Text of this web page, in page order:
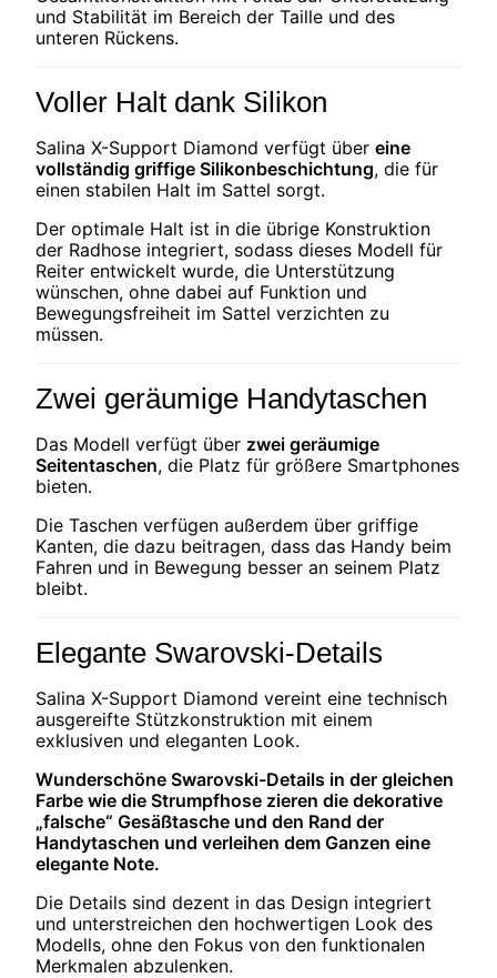
und Stabilität im Bereich der Taille und des
unteren Rückens.
Voller Halt dank Silikon
Salina X-Support Diamond verfügt über eine
vollständig griffige Silikonbeschichtung, die für
einen stabilen Halt im Sattel sorgt.
Der optimale Halt ist in die übrige Konstruktion
der Radhose integriert, sodass dieses Modell für
Reiter entwickelt wurde, die Unterstützung
wünschen, ohne dabei auf Funktion und
Bewegungsfreiheit im Sattel verzichten zu
müssen.
Zwei geräumige Handytaschen
Das Modell verfügt über zwei geräumige
Seitentaschen, die Platz für größere Smartphones
bieten.
Die Taschen verfügen außerdem über griffige
Kanten, die dazu beitragen, dass das Handy beim
Fahren und in Bewegung besser an seinem Platz
bleibt.
Elegante Swarovski-Details
Salina X-Support Diamond vereint eine technisch
ausgereifte Stützkonstruktion mit einem
exklusiven und eleganten Look.
Wunderschöne Swarovski-Details in der gleichen
Farbe wie die Strumpfhose zieren die dekorative
„falsche“ Gesäßtasche und den Rand der
Handytaschen und verleihen dem Ganzen eine
elegante Note.
Die Details sind dezent in das Design integriert
und unterstreichen den hochwertigen Look des
Modells, ohne den Fokus von den funktionalen
Merkmalen abzulenken.